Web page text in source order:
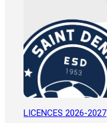
LICENCES 2026-2027